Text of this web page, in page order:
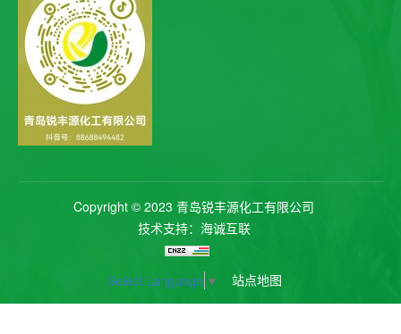
Copyright © 2023 青岛锐丰源化工有限公司
技术支持：海诚互联
Select Language ▼ 站点地图